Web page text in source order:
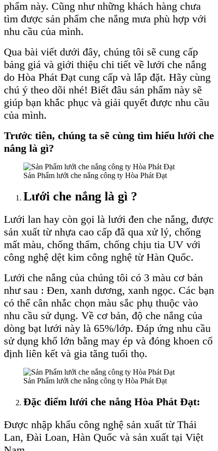
phẩm này. Cũng như những khách hàng chưa
tìm được sản phẩm che nắng mưa phù hợp với
nhu cầu của mình.
Qua bài viết dưới đây, chúng tôi sẽ cung cấp
bảng giá và giới thiệu chi tiết về lưới che nắng
do Hòa Phát Đạt cung cấp và lắp đặt. Hãy cùng
chú ý theo dõi nhé! Biết đâu sản phẩm này sẽ
giúp bạn khắc phục và giải quyết được nhu cầu
của mình.
Trước tiên, chúng ta sẽ cùng tìm hiểu lưới che
nắng là gì?
Sản Phẩm lưới che nắng công ty Hòa Phát Đạt
Lưới che nắng là gì ?
Lưới lan hay còn gọi là lưới đen che nắng, được
sản xuất từ nhựa cao cấp đã qua xử lý, chống
mất màu, chống thấm, chống chịu tia UV với
công nghệ dệt kim công nghệ từ Hàn Quốc.
Lưới che nắng của chúng tôi có 3 màu cơ bản
như sau : Đen, xanh dương, xanh ngọc. Các bạn
có thể cân nhắc chọn màu sắc phụ thuộc vào
nhu cầu sử dụng. Về cơ bản, độ che nắng của
dòng bạt lưới này là 65%/lớp. Đáp ứng nhu cầu
sử dụng khổ lớn bằng may ép và đóng khoen cố
định liên kết và gia tăng tuổi thọ.
Sản Phẩm lưới che nắng công ty Hòa Phát Đạt
Đặc điểm lưới che nắng Hòa Phát Đạt:
Được nhập khẩu công nghệ sản xuất từ Thái
Lan, Đài Loan, Hàn Quốc và sản xuất tại Việt